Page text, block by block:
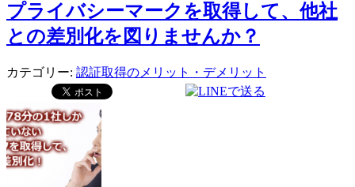
プライバシーマークを取得して、他社
との差別化を図りませんか？
カテゴリー: 認証取得のメリット・デメリット